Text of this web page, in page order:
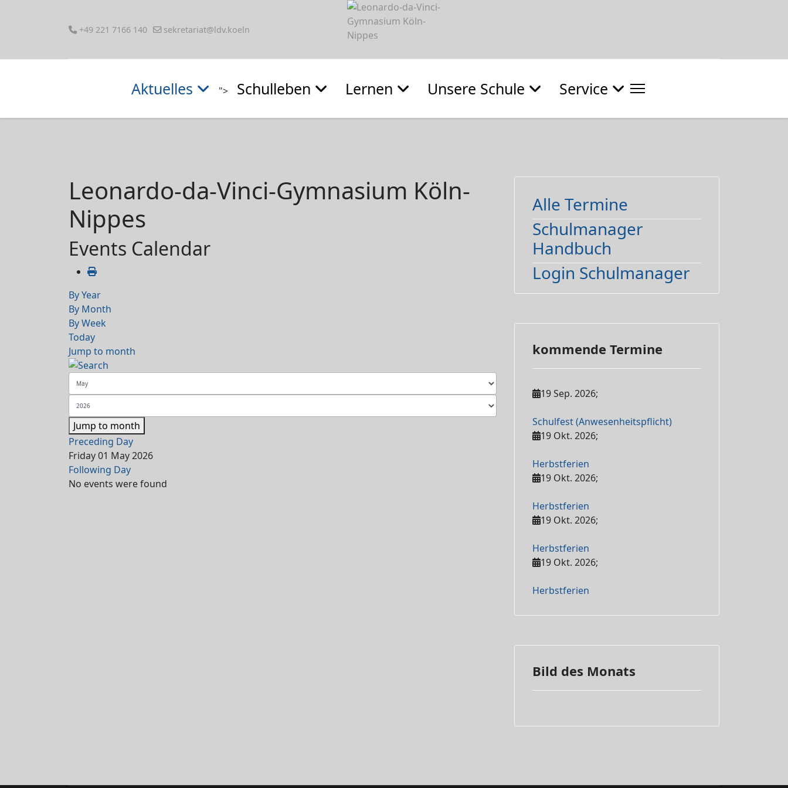
+49 221 7166 140 sekretariat@ldv.koeln
Aktuelles "> Schulleben Lernen Unsere Schule Service
Leonardo-da-Vinci-Gymnasium Köln-
Nippes
Events Calendar
By Year
By Month
By Week
Today
Jump to month
Jump to month
Preceding Day
Friday 01 May 2026
Following Day
No events were found
Alle Termine
Schulmanager
Handbuch
Login Schulmanager
kommende Termine
19 Sep. 2026;
Schulfest (Anwesenheitspflicht)
19 Okt. 2026;
Herbstferien
19 Okt. 2026;
Herbstferien
19 Okt. 2026;
Herbstferien
19 Okt. 2026;
Herbstferien
Bild des Monats